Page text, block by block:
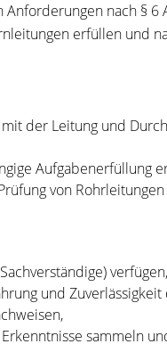
nach §
erfüllen und
der Leitung und
Aufgabenerfüllung
von
verfügen,
und
sammeln